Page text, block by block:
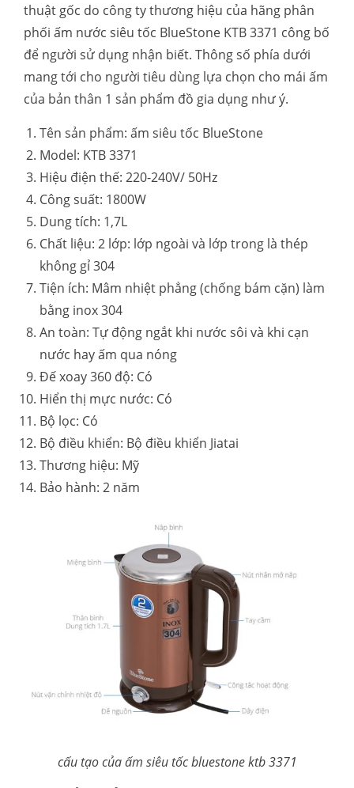
thuật gốc do công ty thương hiệu của hãng phân
phối ấm nước siêu tốc BlueStone KTB 3371 công bố
để người sử dụng nhận biết. Thông số phía dưới
mang tới cho người tiêu dùng lựa chọn cho mái ấm
của bản thân 1 sản phẩm đồ gia dụng như ý.
Tên sản phẩm: ấm siêu tốc BlueStone
Model: KTB 3371
Hiệu điện thế: 220-240V/ 50Hz
Công suất: 1800W
Dung tích: 1,7L
Chất liệu: 2 lớp: lớp ngoài và lớp trong là thép
không gỉ 304
Tiện ích: Mâm nhiệt phẳng (chống bám cặn) làm
bằng inox 304
An toàn: Tự động ngắt khi nước sôi và khi cạn
nước hay ấm qua nóng
Đế xoay 360 độ: Có
Hiển thị mực nước: Có
Bộ lọc: Có
Bộ điều khiển: Bộ điều khiển Jiatai
Thương hiệu: Mỹ
Bảo hành: 2 năm
cấu tạo của ấm siêu tốc bluestone ktb 3371